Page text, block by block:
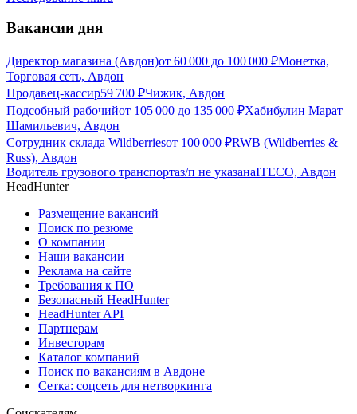
Вакансии дня
Директор магазина (Авдон)от 60 000 до 100 000 ₽Монетка,
Торговая сеть, Авдон
Продавец-кассир59 700 ₽Чижик, Авдон
Подсобный рабочийот 105 000 до 135 000 ₽Хабибулин Марат
Шамильевич, Авдон
Сотрудник склада Wildberriesот 100 000 ₽RWB (Wildberries &
Russ), Авдон
Водитель грузового транспортаз/п не указанаITECO, Авдон
HeadHunter
Размещение вакансий
Поиск по резюме
О компании
Наши вакансии
Реклама на сайте
Требования к ПО
Безопасный HeadHunter
HeadHunter API
Партнерам
Инвесторам
Каталог компаний
Поиск по вакансиям в Авдоне
Сетка: соцсеть для нетворкинга